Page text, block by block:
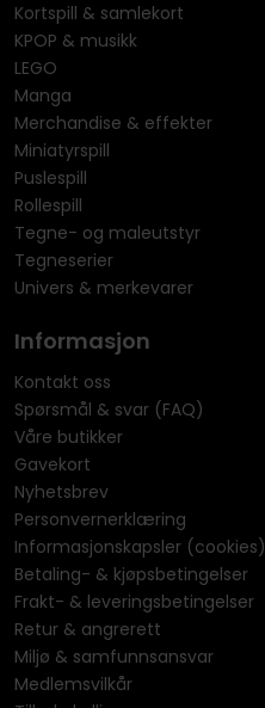
Kortspill & samlekort
KPOP & musikk
LEGO
Manga
Merchandise & effekter
Miniatyrspill
Puslespill
Rollespill
Tegne- og maleutstyr
Tegneserier
Univers & merkevarer
Informasjon
Kontakt oss
Spørsmål & svar (FAQ)
Våre butikker
Gavekort
Nyhetsbrev
Personvernerklæring
Informasjonskapsler (cookies)
Betaling- & kjøpsbetingelser
Frakt- & leveringsbetingelser
Retur & angrerett
Miljø & samfunnsansvar
Medlemsvilkår